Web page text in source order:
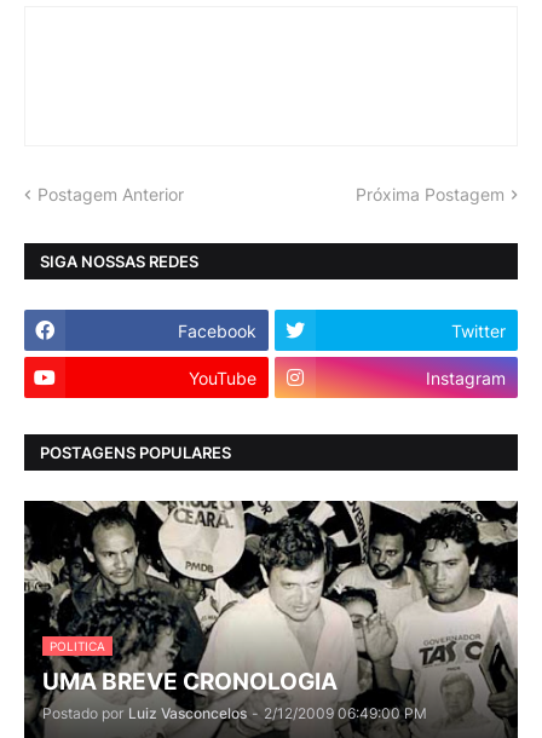
Postagem Anterior Próxima Postagem
SIGA NOSSAS REDES
Facebook Twitter
YouTube Instagram
POSTAGENS POPULARES
POLITICA
UMA BREVE CRONOLOGIA
Postado por Luiz Vasconcelos - 2/12/2009 06:49:00 PM